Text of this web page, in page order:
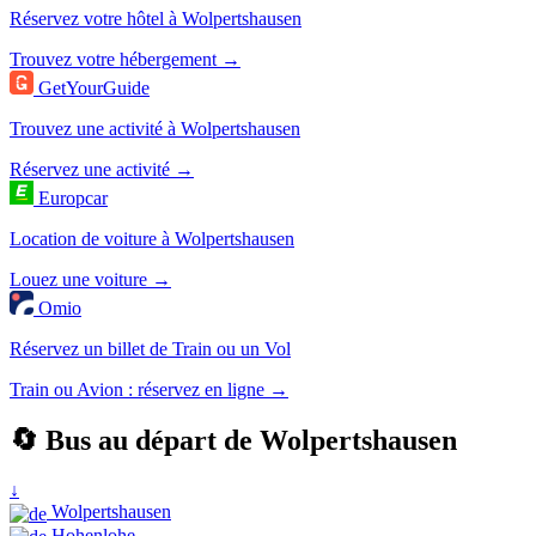
Réservez votre hôtel à Wolpertshausen
Trouvez votre hébergement →
GetYourGuide
Trouvez une activité à Wolpertshausen
Réservez une activité →
Europcar
Location de voiture à Wolpertshausen
Louez une voiture →
Omio
Réservez un billet de Train ou un Vol
Train ou Avion : réservez en ligne →
🔄 Bus au départ de Wolpertshausen
↓
Wolpertshausen